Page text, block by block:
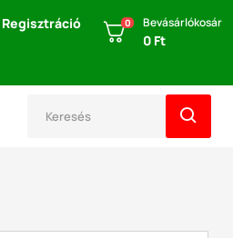
Regisztráció 0 Bevásárlókosár
0 Ft